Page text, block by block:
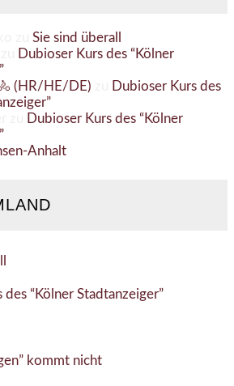
Sie sind überall
Dubioser Kurs des “Kölner
(HR/HE/DE)
Dubioser Kurs des
Dubioser Kurs des “Kölner
Anhalt
des “Kölner Stadtanzeiger”
kommt nicht